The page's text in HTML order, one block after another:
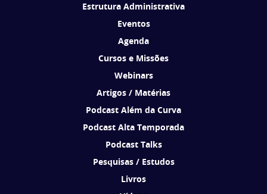
Estrutura Administrativa
Eventos
Agenda
Cursos e Missões
Webinars
Artigos / Matérias
Podcast Além da Curva
Podcast Alta Temporada
Podcast Talks
Pesquisas / Estudos
Livros